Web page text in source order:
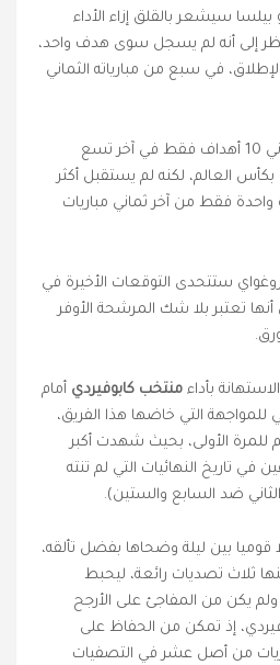
سيشعر بالقلق إزاء الأداء
إلى أنه لم يسجل سوى هدف واحد،
في سبع من مبارياته الثماني
وسجل المنتخب الأوروغواياني 10 أهداف فقط في آخر تسع
العالم، لكنه لم يستقبل أكثر
فقط من آخر ثماني مباريات
ستتحدى التوقعات الأخيرة في
تعتبر بلا شك المرشحة الأوفر
بأداء منتخب كابوفيردي أمام
للمواجهة التي خاضها هذا الفريق،
الأولى، بحيث شهدت أكبر
في تاريخ النهائيات التي لم تنته
ضد السابع والستين).
قوميا بين ليلة وضحاها بفضل تألقه،
ثلاث تصديات رائعة، ليحبط
يكن من المفاجئ على الأرجح
إذ تمكن من الحفاظ على
من أصل عشر في التصفيات